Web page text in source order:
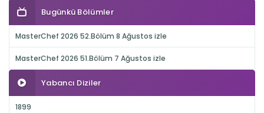
Bugünkü Bölümler
MasterChef 2026 52.Bölüm 8 Ağustos izle
MasterChef 2026 51.Bölüm 7 Ağustos izle
Yabancı Diziler
1899